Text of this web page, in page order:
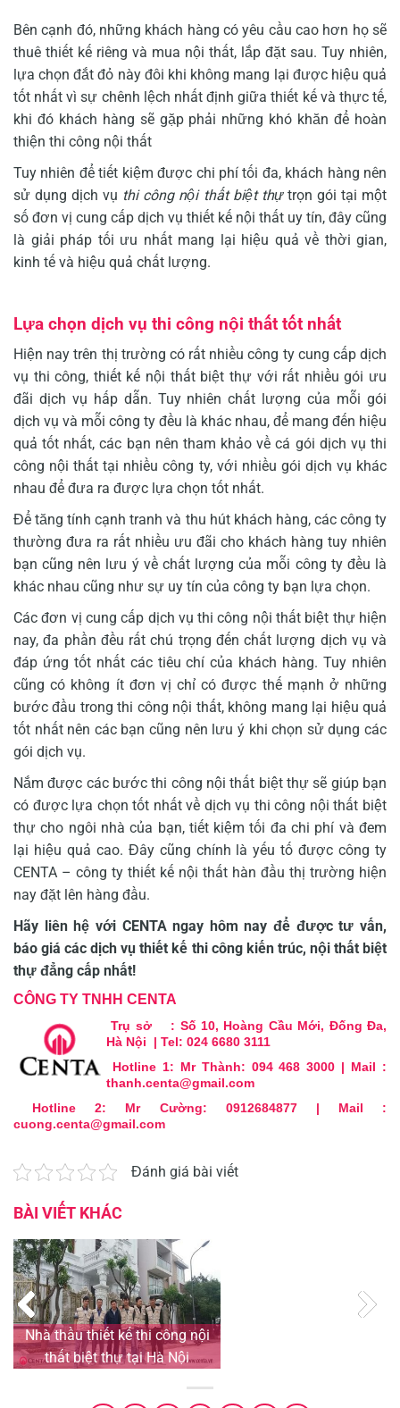
Bên cạnh đó, những khách hàng có yêu cầu cao hơn họ sẽ
thuê thiết kế riêng và mua nội thất, lắp đặt sau. Tuy nhiên,
lựa chọn đắt đỏ này đôi khi không mang lại được hiệu quả
tốt nhất vì sự chênh lệch nhất định giữa thiết kế và thực tế,
khi đó khách hàng sẽ gặp phải những khó khăn để hoàn
thiện thi công nội thất
Tuy nhiên để tiết kiệm được chi phí tối đa, khách hàng nên
sử dụng dịch vụ thi công nội thất biệt thựtrọn gói tại một
số đơn vị cung cấp dịch vụ thiết kế nội thất uy tín, đây cũng
là giải pháp tối ưu nhất mang lại hiệu quả về thời gian,
kinh tế và hiệu quả chất lượng.
Lựa chọn dịch vụ thi công nội thất tốt nhất
Hiện nay trên thị trường có rất nhiều công ty cung cấp dịch
vụ thi công, thiết kế nội thất biệt thự với rất nhiều gói ưu
đãi dịch vụ hấp dẫn. Tuy nhiên chất lượng của mỗi gói
dịch vụ và mỗi công ty đều là khác nhau, để mang đến hiệu
quả tốt nhất, các bạn nên tham khảo về cá gói dịch vụ thi
công nội thất tại nhiều công ty, với nhiều gói dịch vụ khác
nhau để đưa ra được lựa chọn tốt nhất.
Để tăng tính cạnh tranh và thu hút khách hàng, các công ty
thường đưa ra rất nhiều ưu đãi cho khách hàng tuy nhiên
bạn cũng nên lưu ý về chất lượng của mỗi công ty đều là
khác nhau cũng như sự uy tín của công ty bạn lựa chọn.
Các đơn vị cung cấp dịch vụ thi công nội thất biệt thự hiện
nay, đa phần đều rất chú trọng đến chất lượng dịch vụ và
đáp ứng tốt nhất các tiêu chí của khách hàng. Tuy nhiên
cũng có không ít đơn vị chỉ có được thế mạnh ở những
bước đầu trong thi công nội thất, không mang lại hiệu quả
tốt nhất nên các bạn cũng nên lưu ý khi chọn sử dụng các
gói dịch vụ.
Nắm được các bước thi công nội thất biệt thự sẽ giúp bạn
có được lựa chọn tốt nhất về dịch vụ thi công nội thất biệt
thự cho ngôi nhà của bạn, tiết kiệm tối đa chi phí và đem
lại hiệu quả cao. Đây cũng chính là yếu tố được công ty
CENTA – công ty thiết kế nội thất hàn đầu thị trường hiện
nay đặt lên hàng đầu.
Hãy liên hệ với CENTA ngay hôm nay để được tư vấn,
báo giá các dịch vụthiết kế thi công kiến trúc, nội thấtbiệt
thự đẳng cấp nhất!
CÔNG TY TNHH CENTA
Trụ sở : Số 10, Hoàng Cầu Mới, Đống Đa,
Hà Nội | Tel: 024 6680 3111
Hotline 1: Mr Thành: 094 468 3000 | Mail :
thanh.centa@gmail.com
Hotline 2: Mr Cường: 0912684877 | Mail :
cuong.centa@gmail.com
Đánh giá bài viết
BÀI VIẾT KHÁC
Nhà thầu thiết kế thi công nội
thất biệt thự tại Hà Nội